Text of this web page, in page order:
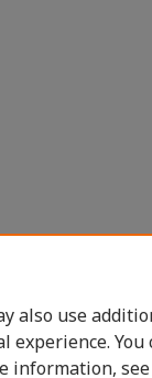
also use
You
information,